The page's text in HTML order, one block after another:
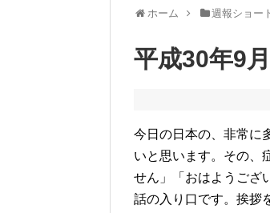
ホーム 週報ショー
平成30年9
今日の日本の、非常に
いと思います。その、
せん」「おはようござ
話の入り口です。挨拶